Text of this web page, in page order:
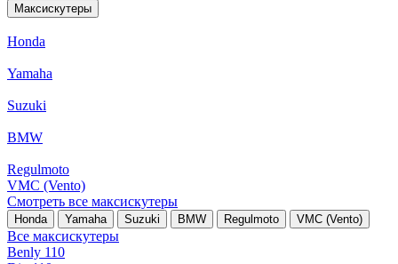
Максискутеры
Honda
Yamaha
Suzuki
BMW
Regulmoto
VMC (Vento)
Смотреть все максискутеры
Honda Yamaha Suzuki BMW Regulmoto VMC (Vento)
Все максискутеры
Benly 110